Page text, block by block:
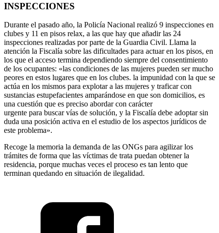
INSPECCIONES
Durante el pasado año, la Policía Nacional realizó 9 inspecciones en
clubes y 11 en pisos relax, a las que hay que añadir las 24
inspecciones realizadas por parte de la Guardia Civil. Llama la
atención la Fiscalía sobre las dificultades para actuar en los pisos, en
los que el acceso termina dependiendo siempre del consentimiento
de los ocupantes: «las condiciones de las mujeres pueden ser mucho
peores en estos lugares que en los clubes. la impunidad con la que se
actúa en los mismos para explotar a las mujeres y traficar con
sustancias estupefacientes amparándose en que son domicilios, es
una cuestión que es preciso abordar con carácter
urgente para buscar vías de solución, y la Fiscalía debe adoptar sin
duda una posición activa en el estudio de los aspectos jurídicos de
este problema».
Recoge la memoria la demanda de las ONGs para agilizar los
trámites de forma que las víctimas de trata puedan obtener la
residencia, porque muchas veces el proceso es tan lento que
terminan quedando en situación de ilegalidad.